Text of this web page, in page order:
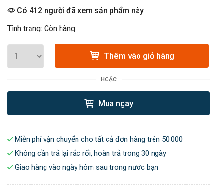
Có 412 người đã xem sản phẩm này
Tình trạng: Còn hàng
Thêm vào giỏ hàng
HOẶC
Mua ngay
Miễn phí vận chuyển cho tất cả đơn hàng trên 50.000
Không cần trả lại rắc rối, hoàn trả trong 30 ngày
Giao hàng vào ngày hôm sau trong nước bạn